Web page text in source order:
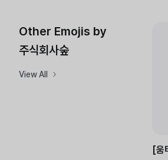
Other Emojis by
주식회사숲
View All
[움